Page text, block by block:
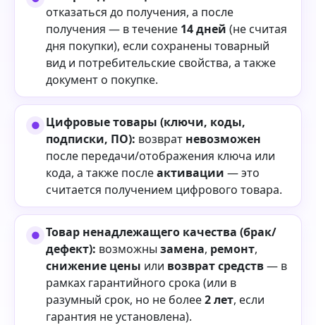
отказаться до получения, а после
получения — в течение 14 дней (не считая
дня покупки), если сохранены товарный
вид и потребительские свойства, а также
документ о покупке.
Цифровые товары (ключи, коды,
подписки, ПО): возврат невозможен
после передачи/отображения ключа или
кода, а также послеактивации — это
считается получением цифрового товара.
Товар ненадлежащего качества (брак/
дефект): возможны замена, ремонт,
снижение цены или возврат средств— в
рамках гарантийного срока (или в
разумный срок, но не более2 лет, если
гарантия не установлена).